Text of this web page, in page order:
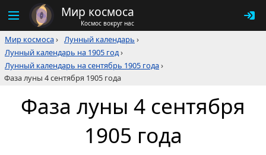
Мир космоса
Космос вокруг нас
Мир космоса› Лунный календарь ›
Лунный календарь на 1905 год›
Лунный календарь на сентябрь 1905 года›
Фаза луны 4 сентября 1905 года
Фаза луны 4 сентября
1905 года